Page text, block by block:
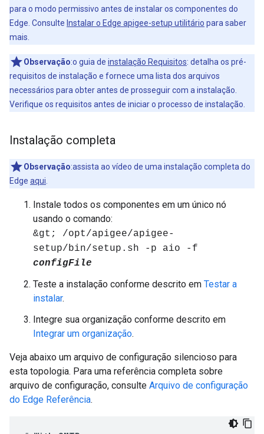
para o modo permissivo antes de instalar os componentes do
Edge. Consulte Instalar o Edge apigee-setup utilitário para saber
mais.
Observação:o guia de instalação Requisitos: detalha os pré-
requisitos de instalação e fornece uma lista dos arquivos
necessários para obter antes de prosseguir com a instalação.
Verifique os requisitos antes de iniciar o processo de instalação.
Instalação completa
Observação:assista ao vídeo de uma instalação completa do
Edge aqui
Instale todos os componentes em um único nó
usando o comando:
&gt; /opt/apigee/apigee-
setup/bin/setup.sh -p aio -f
configFile
Teste a instalação conforme descrito em Testar a
instalar.
Integre sua organização conforme descrito em
Integrar um organização.
Veja abaixo um arquivo de configuração silencioso para
esta topologia. Para uma referência completa sobre
arquivo de configuração, consulte Arquivo de configuração
do Edge Referência.